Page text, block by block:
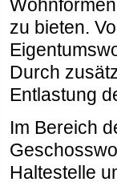
zu bieten.
Durch
Entlastung
Im Bereich
Haltestelle